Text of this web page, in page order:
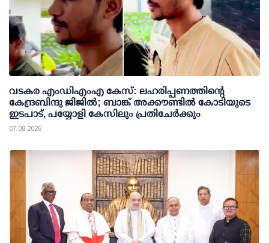
വടകര എംഡിഎംഎ കേസ്: ലഹരിപ്പണത്തിന്റെ
കേന്ദ്രബിന്ദു ജിജില്‍; ബാങ്ക് അക്കൗണ്ടില്‍ കോടിയുടെ
ഇടപാട്, പയ്യോളി കേസിലും പ്രതിചേര്‍ക്കും
07 08 2026